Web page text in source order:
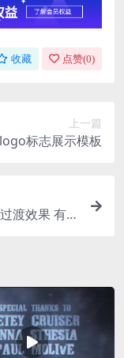
收藏 点赞(0)
上一篇
标志展示模板
渡效果 有